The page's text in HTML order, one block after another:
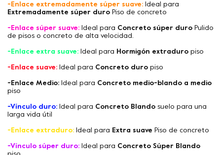
-Enlace extremadamente súper suave: Ideal para
Extremadamente súper duro Piso de concreto
-Enlace súper suave: Ideal para Concreto súper duro Pulido
de pisos o concreto de alta velocidad.
-Enlace extra suave: Ideal para Hormigón extraduro piso
-Enlace suave: Ideal para Concreto duro piso
-Enlace Medio: Ideal para Concreto medio-blando a medio
piso
-Vínculo duro: Ideal para Concreto Blando suelo para una
larga vida útil
-Enlace extraduro: Ideal para Extra suave Piso de concreto
-Vínculo súper duro: Ideal para Concreto Súper Blando